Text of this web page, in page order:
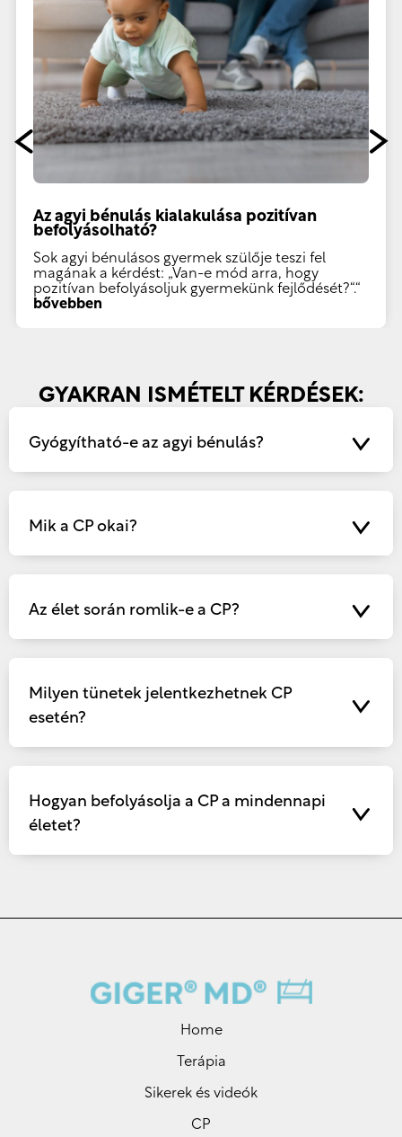
Az agyi bénulás kialakulása pozitívan
befolyásolható?
Sok agyi bénulásos gyermek szülője teszi fel
magának a kérdést: „Van-e mód arra, hogy
pozitívan befolyásoljuk gyermekünk fejlődését?“.“
bővebben
GYAKRAN ISMÉTELT KÉRDÉSEK:
Gyógyítható-e az agyi bénulás?
Mik a CP okai?
Az élet során romlik-e a CP?
Milyen tünetek jelentkezhetnek CP
esetén?
Hogyan befolyásolja a CP a mindennapi
életet?
Home
Terápia
Sikerek és videók
CP